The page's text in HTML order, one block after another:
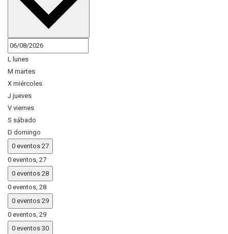
L
lunes
M martes
X miércoles
J jueves
V viernes
S sábado
D domingo
0 eventos 27
0 eventos, 27
0 eventos 28
0 eventos, 28
0 eventos 29
0 eventos, 29
0 eventos 30